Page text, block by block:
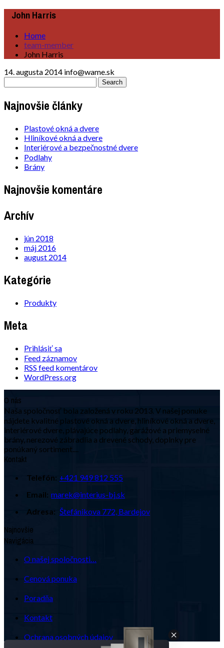
John Harris
Home
team-member
John Harris
14. augusta 2014 info@wame.sk
Najnovšie články
Plastové okná a dvere
Hliníkové okná a dvere
Interiérové a bezpečnostné dvere
Podlahy
Brány
Najnovšie komentáre
Archív
jún 2018
máj 2016
august 2014
Kategórie
Produkty
Meta
Prihlásiť sa
Feed záznamov
RSS feed komentárov
WordPress.org
O nás
Naša spoločnosť bola založená v roku 2013. V našej ponuke
nájdete kvalitné plastové okná a dvere, hliníkové okná a dvere,
interiérové dvere, plávajúce podlahy, garážové a priemyselné
brány, nerezové zábradlia a drevené schody, doplnky pre
ponúkaný sortiment....
Kontakt
Telefón: +421 949 812 555
Email: marek@interius-bj.sk
Adresa: Štefánikova 772, Bardejov
Najnovšie
Navigácia
O našej spoločnosti…
Cenová ponuka
Poradňa
Kontakt
Ochrana osobných údajov